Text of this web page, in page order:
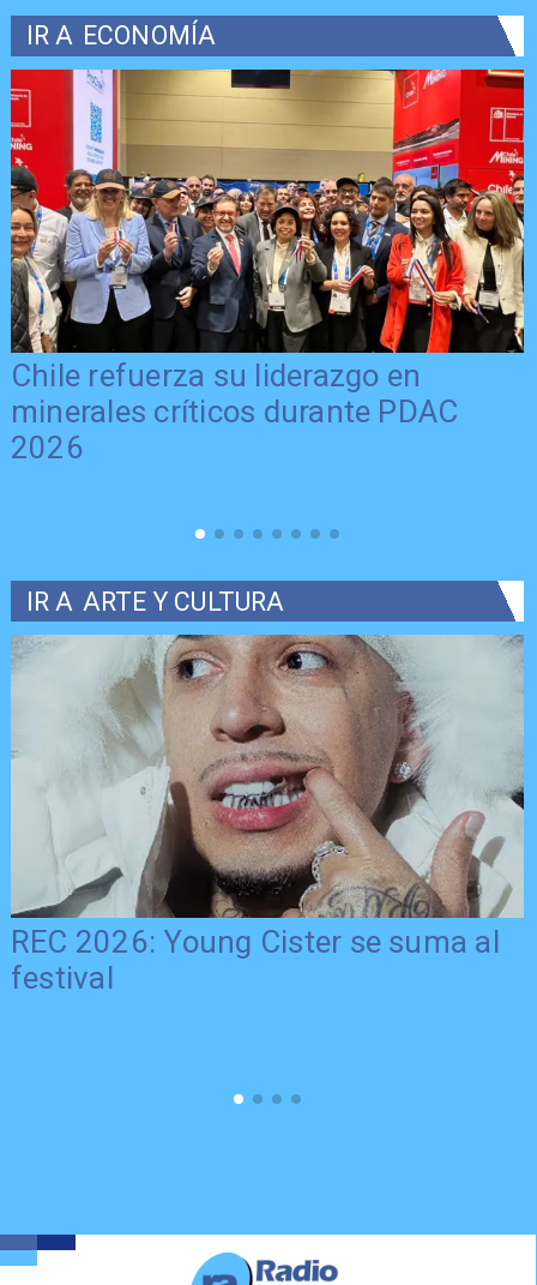
IR A ECONOMÍA
Chile refuerza su liderazgo en
minerales críticos durante PDAC
2026
IR A ARTE Y CULTURA
REC 2026: Young Cister se suma al
festival